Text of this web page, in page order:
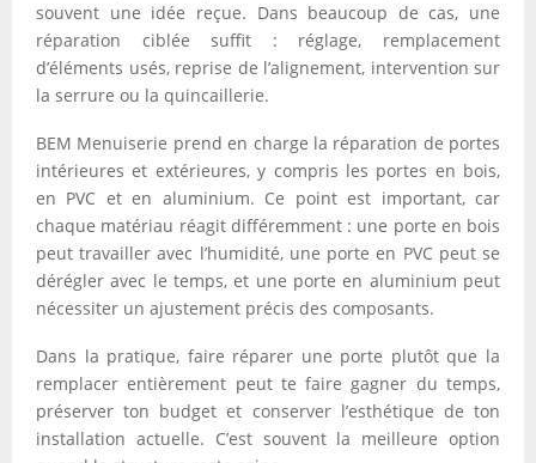
souvent une idée reçue. Dans beaucoup de cas, une
réparation ciblée suffit : réglage, remplacement
d’éléments usés, reprise de l’alignement, intervention sur
la serrure ou la quincaillerie.
BEM Menuiserie prend en charge la réparation de portes
intérieures et extérieures, y compris les portes en bois,
en PVC et en aluminium. Ce point est important, car
chaque matériau réagit différemment : une porte en bois
peut travailler avec l’humidité, une porte en PVC peut se
dérégler avec le temps, et une porte en aluminium peut
nécessiter un ajustement précis des composants.
Dans la pratique, faire réparer une porte plutôt que la
remplacer entièrement peut te faire gagner du temps,
préserver ton budget et conserver l’esthétique de ton
installation actuelle. C’est souvent la meilleure option